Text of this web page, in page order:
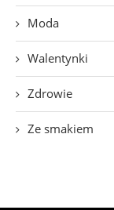
Moda
Walentynki
Zdrowie
Ze smakiem